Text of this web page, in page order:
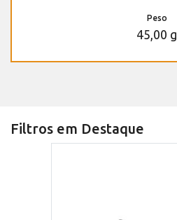
Peso
45,00 g
Filtros em Destaque